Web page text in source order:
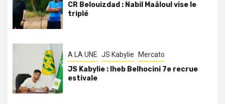
CR Belouizdad : Nabil Maâloul vise le
triplé
A LA UNE JS Kabylie Mercato
JS Kabylie : Iheb Belhocini 7e recrue
estivale